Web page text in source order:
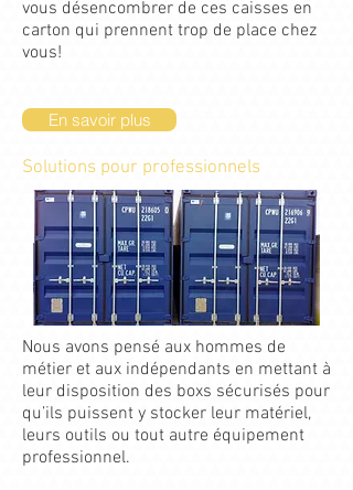
vous désencombrer de ces caisses en
carton qui prennent trop de place chez
vous!
Solutions pour professionnels
Nous avons pensé aux hommes de
métier et aux indépendants en mettant à
leur disposition des boxs sécurisés pour
qu’ils puissent y stocker leur matériel,
leurs outils ou tout autre équipement
professionnel.
En savoir plus